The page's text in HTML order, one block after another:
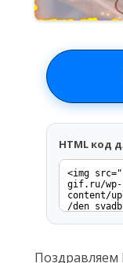
HTML код
Поздравляем